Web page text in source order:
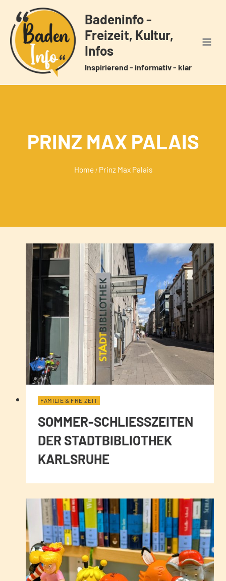
Inhalt
springen
Badeninfo -
Freizeit, Kultur,
Infos
Inspirierend - informativ - klar
PRINZ MAX PALAIS
Home / Prinz Max Palais
FAMILIE & FREIZEIT
SOMMER-SCHLIESSZEITEN D
ER STADTBIBLIOTHEK K
ARLSRUHE